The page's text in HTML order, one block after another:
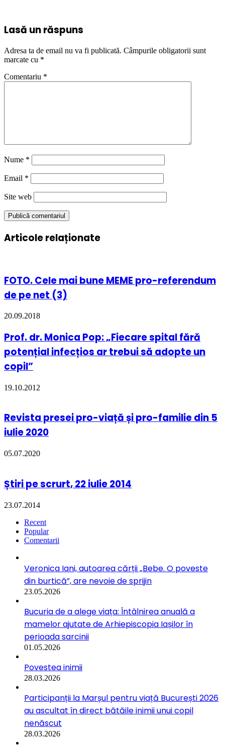
Lasă un răspuns
Adresa ta de email nu va fi publicată. Câmpurile obligatorii sunt
marcate cu *
Comentariu *
Nume *
Email *
Site web
Articole relaționate
FOTO. Cele mai bune MEME pro-referendum
de pe net (3)
20.09.2018
Prof. dr. Monica Pop: „Fiecare spital fără
potențial infecțios ar trebui să adopte un
copil”
19.10.2012
Revista presei pro-viață și pro-familie din 5
iulie 2020
05.07.2020
Știri pe scrurt, 22 iulie 2014
23.07.2014
Recent
Popular
Comentarii
Veronica Iani, autoarea cărții „Bebe. O poveste
din burtică”, are nevoie de sprijin
23.05.2026
Bucuria de a alege viața: Întâlnirea anuală a
mamelor ajutate de Arhiepiscopia Iașilor în
perioada sarcinii
01.05.2026
Povestea inimii
28.03.2026
Participanții la Marșul pentru viață București 2026
au ascultat în direct bătăile inimii unui copil
nenăscut
28.03.2026